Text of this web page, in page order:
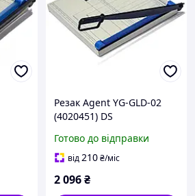
Резак Agent YG-GLD-02
(4020451) DS
Готово до відправки
від210₴/міс
2 096₴